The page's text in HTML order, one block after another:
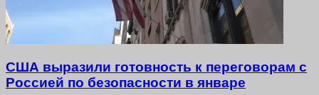
США выразили готовность к переговорам с
Россией по безопасности в январе